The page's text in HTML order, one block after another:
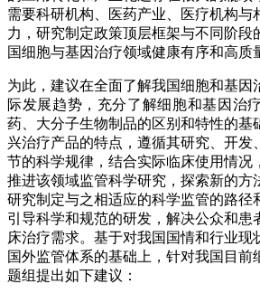
需要科研机构、医药产业、医疗机构与
力，研究制定政策顶层框架与不同阶段
国细胞与基因治疗领域健康有序和高质
为此，建议在全面了解我国细胞和基因
际发展趋势，充分了解细胞和基因治
药、大分子生物制品的区别和特性的基
兴治疗产品的特点，遵循其研究、开发
节的科学规律，结合实际临床使用情况
推进该领域监管科学研究，探索新的方
研究制定与之相适应的科学监管的路径
引导科学和规范的研发，解决公众和患
床治疗需求。基于对我国国情和行业现
国外监管体系的基础上，针对我国目前
题组提出如下建议：